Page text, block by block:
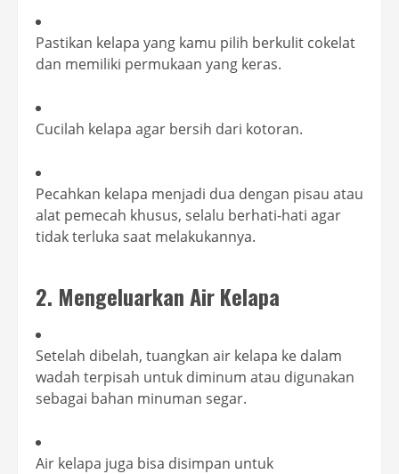
Pastikan kelapa yang kamu pilih berkulit cokelat
dan memiliki permukaan yang keras.
Cucilah kelapa agar bersih dari kotoran.
Pecahkan kelapa menjadi dua dengan pisau atau
alat pemecah khusus, selalu berhati-hati agar
tidak terluka saat melakukannya.
2. Mengeluarkan Air Kelapa
Setelah dibelah, tuangkan air kelapa ke dalam
wadah terpisah untuk diminum atau digunakan
sebagai bahan minuman segar.
Air kelapa juga bisa disimpan untuk